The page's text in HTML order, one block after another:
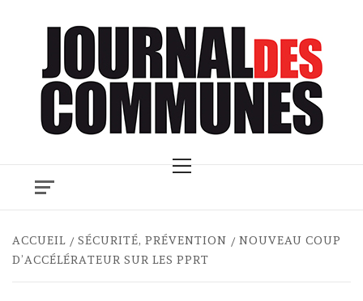
Menu
ACCUEIL SÉCURITÉ, PRÉVENTION
NOUVEAU COUP
D’ACCÉLÉRATEUR SUR LES PPRT